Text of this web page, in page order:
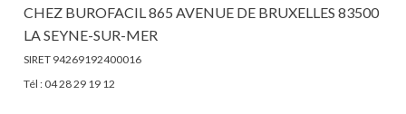
CHEZ BUROFACIL 865 AVENUE DE BRUXELLES 83500
LA SEYNE-SUR-MER
SIRET 94269192400016
Tél : 04 28 29 19 12